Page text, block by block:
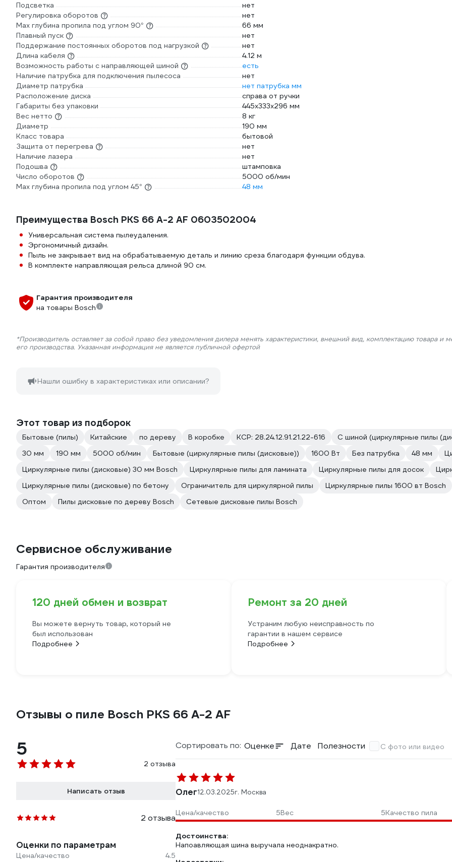
Подсветка
нет
Регулировка оборотов
нет
Max глубина пропила под углом 90°
66 мм
Плавный пуск
нет
Поддержание постоянных оборотов под нагрузкой
нет
Длина кабеля
4.12 м
Возможность работы с направляющей шиной
есть
Наличие патрубка для подключения пылесоса
нет
Диаметр патрубка
нет патрубка мм
Расположение диска
справа от ручки
Габариты без упаковки
445х333х296 мм
Вес нетто
8 кг
Диаметр
190 мм
Класс товара
бытовой
Защита от перегрева
нет
Наличие лазера
нет
Подошва
штамповка
Число оборотов
5000 об/мин
Max глубина пропила под углом 45°
48 мм
Преимущества Bosch PKS 66 A-2 AF 0603502004
Универсальная система пылеудаления.
Эргономичный дизайн.
Пыль не закрывает вид на обрабатываемую деталь и линию среза благодаря функции обдува.
В комплекте направляющая рельса длиной 90 см.
Гарантия производителя
на товары Bosch
*Производитель оставляет за собой право без уведомления дилера менять характеристики, внешний вид, комплектацию товара и
его производства. Указанная информация не является публичной офертой
Нашли ошибку в характеристиках или описании?
Этот товар из подборок
Бытовые (пилы) Китайские по дереву В коробке КСР: 28.24.12.91.21.22-616
С шиной (циркулярные пилы
30 мм
190 мм 5000 об/мин Бытовые (циркулярные пилы (дисковые)) 1600 Вт Без патрубка 48 мм
Циркулярные пилы (дисковые) 30 мм Bosch
Циркулярные пилы для ламината Циркулярные пилы для досок
Циркулярные пилы (дисковые) по бетону
Ограничитель для циркулярной пилы
Циркулярные пилы 1600 вт Bosch
Оптом
Пилы дисковые по дереву Bosch Сетевые дисковые пилы Bosch
Сервисное обслуживание
Гарантия производителя
120 дней обмен и возврат
Вы можете вернуть товар, который не
был использован
Подробнее
Ремонт за 20 дней
Устраним любую неисправность по
гарантии в нашем сервисе
Подробнее
Отзывы о пиле Bosch PKS 66 A-2 AF
5
2 отзыва
Написать отзыв
2 отзыва
Оценки по параметрам
Цена/качество 4.5
Сортировать по: Оценке Дате Полезности С фото или видео
Олег12.03.2025г. Москва
Цена/качество 5Вес 5Качество пила
Достоинства:
Напоавляющая шина выручала неоднакратно.